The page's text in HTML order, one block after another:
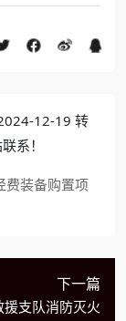
12-19 转
系！
费装备购置项
下一篇
支队消防灭火